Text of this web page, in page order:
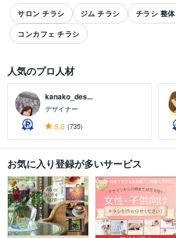
サロン チラシ ジム チラシ チラシ 整体
コンカフェ チラシ
人気のプロ人材
kanako_des...
デザイナー
5.0 (735)
お気に入り登録が多いサービス